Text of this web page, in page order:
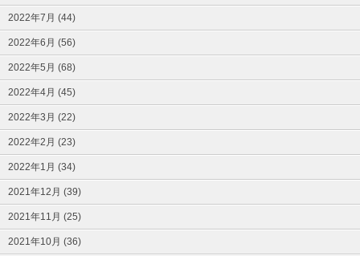
2022年7月 (44)
2022年6月 (56)
2022年5月 (68)
2022年4月 (45)
2022年3月 (22)
2022年2月 (23)
2022年1月 (34)
2021年12月 (39)
2021年11月 (25)
2021年10月 (36)